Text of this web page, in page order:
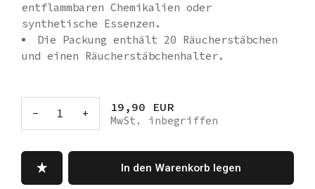
entflammbaren Chemikalien oder
synthetische Essenzen.
Die Packung enthält 20 Räucherstäbchen
und einen Räucherstäbchenhalter.
Eine leichte Belüftung im Raum beim
Energiefluss.
- 1 + 19,90 EUR
MwSt. inbegriffen
In den Warenkorb legen